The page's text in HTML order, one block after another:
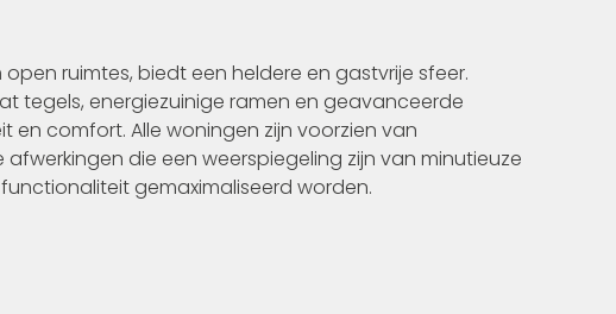
ruimtes, biedt een heldere en gastvrije sfeer.
tegels, energiezuinige ramen en geavanceerde
comfort. Alle woningen zijn voorzien van
die een weerspiegeling zijn van minutieuze
gemaximaliseerd worden.